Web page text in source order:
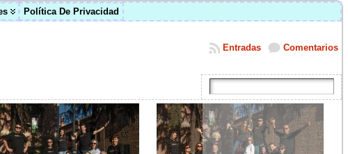
Política De Privacidad
Comentarios
Entradas